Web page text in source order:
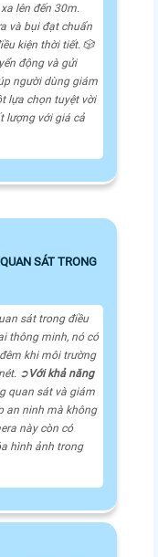
lên đến 30m.
và bụi đạt chuẩn
kiện thời tiết. 🎲
động và gửi
người dùng giám
lựa chọn tuyệt vời
lượng với giá cả
SÁT TRONG
sát trong điều
thông minh, nó có
khi môi trường
➲Với khả năng
quan sát và giám
an ninh mà không
này còn có
hình ảnh trong